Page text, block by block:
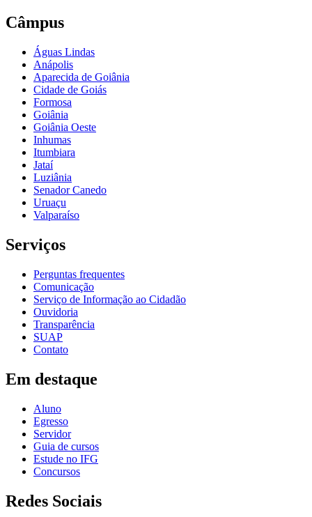
Câmpus
Águas Lindas
Anápolis
Aparecida de Goiânia
Cidade de Goiás
Formosa
Goiânia
Goiânia Oeste
Inhumas
Itumbiara
Jataí
Luziânia
Senador Canedo
Uruaçu
Valparaíso
Serviços
Perguntas frequentes
Comunicação
Serviço de Informação ao Cidadão
Ouvidoria
Transparência
SUAP
Contato
Em destaque
Aluno
Egresso
Servidor
Guia de cursos
Estude no IFG
Concursos
Redes Sociais